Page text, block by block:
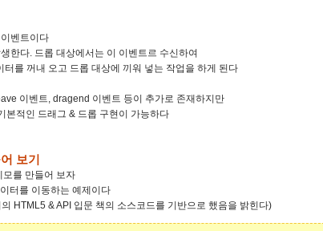
벤트이다
한다. 드롭 대상에서는 이 이벤트르 수신하여
터를 꺼내 오고 드롭 대상에 끼워 넣는 작업을 하게 된다
이벤트, dragend 이벤트 등이 추가로 존재하지만
본적인 드래그 & 드롭 구현이 가능하다
보기
모를 만들어 보자
터를 이동하는 예제이다
HTML5 & API 입문 책의 소스코드를 기반으로 했음을 밝힌다)